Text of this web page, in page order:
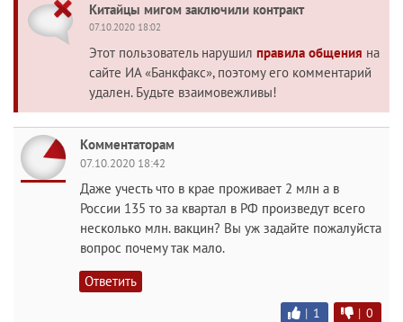
Китайцы мигом заключили контракт
07.10.2020 18:02
Этот пользователь нарушил правила общения на
сайте ИА «Банкфакс», поэтому его комментарий
удален. Будьте взаимовежливы!
Комментаторам
07.10.2020 18:42
Даже учесть что в крае проживает 2 млн а в
России 135 то за квартал в РФ произведут всего
несколько млн. вакцин? Вы уж задайте пожалуйста
вопрос почему так мало.
Ответить
| 1 | 0